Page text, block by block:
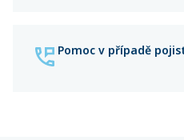
Pomoc v případě